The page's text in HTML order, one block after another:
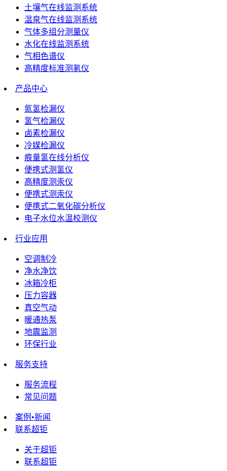
土壤气在线监测系统
温泉气在线监测系统
气体多组分测量仪
水化在线监测系统
气相色谱仪
高精度标准测氡仪
产品中心
氮氢检漏仪
氢气检漏仪
卤素检漏仪
冷媒检漏仪
痕量氢在线分析仪
便携式测氢仪
高精度测汞仪
便携式测汞仪
便携式二氧化碳分析仪
电子水位水温校测仪
行业应用
空调制冷
净水净饮
冰箱冷柜
压力容器
真空气动
暖通热泵
地震监测
环保行业
服务支持
服务流程
常见问题
案例•新闻
联系超钜
关于超钜
联系超钜